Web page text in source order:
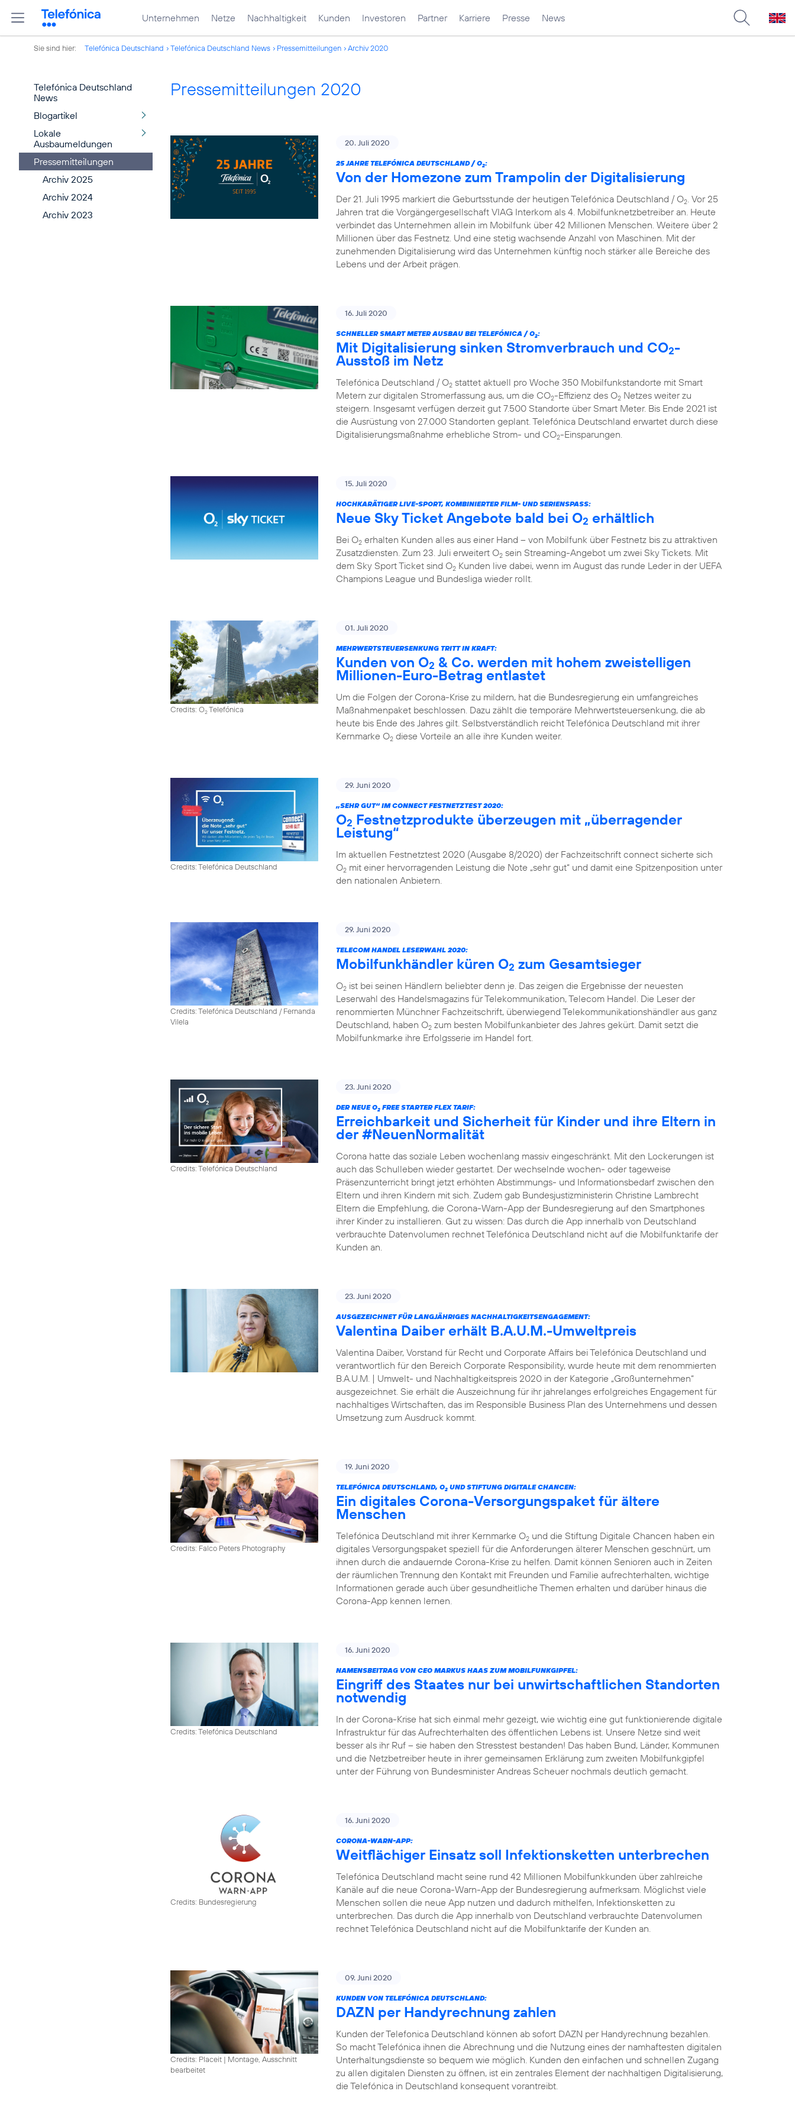
Unternehmen Netze Nachhaltigkeit Kunden Investoren Partner Karriere Presse News
Sie sind hier: Telefónica Deutschland Telefónica Deutschland News Pressemitteilungen Archiv 2020
Telefónica Deutschland
News
Blogartikel
Lokale
Ausbaumeldungen
Pressemitteilungen
Archiv 2025
Archiv 2024
Archiv 2023
Pressemitteilungen 2020
20. Juli 2020
25 JAHRE TELEFÓNICA DEUTSCHLAND / O2:
Von der Homezone zum Trampolin der Digitalisierung
Der 21. Juli 1995 markiert die Geburtsstunde der heutigen Telefónica Deutschland / O2. Vor 25
Jahren trat die Vorgängergesellschaft VIAG Interkom als 4. Mobilfunknetzbetreiber an. Heute
verbindet das Unternehmen allein im Mobilfunk über 42 Millionen Menschen. Weitere über 2
Millionen über das Festnetz. Und eine stetig wachsende Anzahl von Maschinen. Mit der
zunehmenden Digitalisierung wird das Unternehmen künftig noch stärker alle Bereiche des
Lebens und der Arbeit prägen.
16. Juli 2020
SCHNELLER SMART METER AUSBAU BEI TELEFÓNICA / O2:
Mit Digitalisierung sinken Stromverbrauch und CO2-
Ausstoß im Netz
Telefónica Deutschland / O2 stattet aktuell pro Woche 350 Mobilfunkstandorte mit Smart
Metern zur digitalen Stromerfassung aus, um die CO2-Effizienz des O2 Netzes weiter zu
steigern. Insgesamt verfügen derzeit gut 7.500 Standorte über Smart Meter. Bis Ende 2021 ist
die Ausrüstung von 27.000 Standorten geplant. Telefónica Deutschland erwartet durch diese
Digitalisierungsmaßnahme erhebliche Strom- und CO2-Einsparungen.
15. Juli 2020
HOCHKARÄTIGER LIVE-SPORT, KOMBINIERTER FILM- UND SERIENSPASS:
Neue Sky Ticket Angebote bald bei O2 erhältlich
Bei O2 erhalten Kunden alles aus einer Hand – von Mobilfunk über Festnetz bis zu attraktiven
Zusatzdiensten. Zum 23. Juli erweitert O2 sein Streaming-Angebot um zwei Sky Tickets. Mit
dem Sky Sport Ticket sind O2 Kunden live dabei, wenn im August das runde Leder in der UEFA
Champions League und Bundesliga wieder rollt.
Credits: O2Telefónica
01. Juli 2020
MEHRWERTSTEUERSENKUNG TRITT IN KRAFT:
Kunden von O2 & Co. werden mit hohem zweistelligen
Millionen-Euro-Betrag entlastet
Um die Folgen der Corona-Krise zu mildern, hat die Bundesregierung ein umfangreiches
Maßnahmenpaket beschlossen. Dazu zählt die temporäre Mehrwertsteuersenkung, die ab
heute bis Ende des Jahres gilt. Selbstverständlich reicht Telefónica Deutschland mit ihrer
Kernmarke O2 diese Vorteile an alle ihre Kunden weiter.
Credits: Telefónica Deutschland
29. Juni 2020
„SEHR GUT“ IM CONNECT FESTNETZTEST 2020:
O2 Festnetzprodukte überzeugen mit „überragender
Leistung“
Im aktuellen Festnetztest 2020 (Ausgabe 8/2020) der Fachzeitschrift connect sicherte sich
O2 mit einer hervorragenden Leistung die Note „sehr gut“ und damit eine Spitzenposition unter
den nationalen Anbietern.
Credits: Telefónica Deutschland / Fernanda
Vilela
29. Juni 2020
TELECOM HANDEL LESERWAHL 2020:
Mobilfunkhändler küren O2 zum Gesamtsieger
O2 ist bei seinen Händlern beliebter denn je. Das zeigen die Ergebnisse der neuesten
Leserwahl des Handelsmagazins für Telekommunikation, Telecom Handel. Die Leser der
renommierten Münchner Fachzeitschrift, überwiegend Telekommunikationshändler aus ganz
Deutschland, haben O2 zum besten Mobilfunkanbieter des Jahres gekürt. Damit setzt die
Mobilfunkmarke ihre Erfolgsserie im Handel fort.
Credits: Telefónica Deutschland
23. Juni 2020
DER NEUE O2 FREE STARTER FLEX TARIF:
Erreichbarkeit und Sicherheit für Kinder und ihre Eltern in
der #NeuenNormalität
Corona hatte das soziale Leben wochenlang massiv eingeschränkt. Mit den Lockerungen ist
auch das Schulleben wieder gestartet. Der wechselnde wochen- oder tageweise
Präsenzunterricht bringt jetzt erhöhten Abstimmungs- und Informationsbedarf zwischen den
Eltern und ihren Kindern mit sich. Zudem gab Bundesjustizministerin Christine Lambrecht
Eltern die Empfehlung, die Corona-Warn-App der Bundesregierung auf den Smartphones
ihrer Kinder zu installieren. Gut zu wissen: Das durch die App innerhalb von Deutschland
verbrauchte Datenvolumen rechnet Telefónica Deutschland nicht auf die Mobilfunktarife der
Kunden an.
23. Juni 2020
AUSGEZEICHNET FÜR LANGJÄHRIGES NACHHALTIGKEITSENGAGEMENT:
Valentina Daiber erhält B.A.U.M.-Umweltpreis
Valentina Daiber, Vorstand für Recht und Corporate Affairs bei Telefónica Deutschland und
verantwortlich für den Bereich Corporate Responsibility, wurde heute mit dem renommierten
B.A.U.M. | Umwelt- und Nachhaltigkeitspreis 2020 in der Kategorie „Großunternehmen“
ausgezeichnet. Sie erhält die Auszeichnung für ihr jahrelanges erfolgreiches Engagement für
nachhaltiges Wirtschaften, das im Responsible Business Plan des Unternehmens und dessen
Umsetzung zum Ausdruck kommt.
Credits: Falco Peters Photography
19. Juni 2020
TELEFÓNICA DEUTSCHLAND, O2 UND STIFTUNG DIGITALE CHANCEN:
Ein digitales Corona-Versorgungspaket für ältere
Menschen
Telefónica Deutschland mit ihrer Kernmarke O2 und die Stiftung Digitale Chancen haben ein
digitales Versorgungspaket speziell für die Anforderungen älterer Menschen geschnürt, um
ihnen durch die andauernde Corona-Krise zu helfen. Damit können Senioren auch in Zeiten
der räumlichen Trennung den Kontakt mit Freunden und Familie aufrechterhalten, wichtige
Informationen gerade auch über gesundheitliche Themen erhalten und darüber hinaus die
Corona-App kennen lernen.
Credits: Telefónica Deutschland
16. Juni 2020
NAMENSBEITRAG VON CEO MARKUS HAAS ZUM MOBILFUNKGIPFEL:
Eingriff des Staates nur bei unwirtschaftlichen Standorten
notwendig
In der Corona-Krise hat sich einmal mehr gezeigt, wie wichtig eine gut funktionierende digitale
Infrastruktur für das Aufrechterhalten des öffentlichen Lebens ist. Unsere Netze sind weit
besser als ihr Ruf – sie haben den Stresstest bestanden! Das haben Bund, Länder, Kommunen
und die Netzbetreiber heute in ihrer gemeinsamen Erklärung zum zweiten Mobilfunkgipfel
unter der Führung von Bundesminister Andreas Scheuer nochmals deutlich gemacht.
Credits: Bundesregierung
16. Juni 2020
CORONA-WARN-APP:
Weitflächiger Einsatz soll Infektionsketten unterbrechen
Telefónica Deutschland macht seine rund 42 Millionen Mobilfunkkunden über zahlreiche
Kanäle auf die neue Corona-Warn-App der Bundesregierung aufmerksam. Möglichst viele
Menschen sollen die neue App nutzen und dadurch mithelfen, Infektionsketten zu
unterbrechen. Das durch die App innerhalb von Deutschland verbrauchte Datenvolumen
rechnet Telefónica Deutschland nicht auf die Mobilfunktarife der Kunden an.
Credits: Placeit | Montage, Ausschnitt
bearbeitet
09. Juni 2020
KUNDEN VON TELEFÓNICA DEUTSCHLAND:
DAZN per Handyrechnung zahlen
Kunden der Telefonica Deutschland können ab sofort DAZN per Handyrechnung bezahlen.
So macht Telefónica ihnen die Abrechnung und die Nutzung eines der namhaftesten digitalen
Unterhaltungsdienste so bequem wie möglich. Kunden den einfachen und schnellen Zugang
zu allen digitalen Diensten zu öffnen, ist ein zentrales Element der nachhaltigen Digitalisierung,
die Telefónica in Deutschland konsequent vorantreibt.